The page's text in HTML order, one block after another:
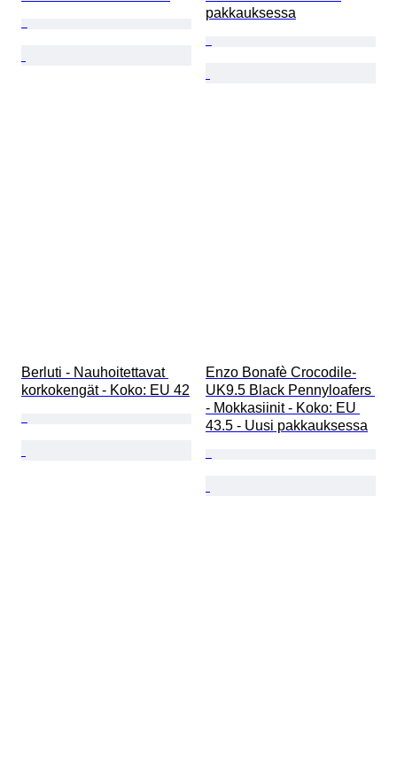
pakkauksessa
Berluti - Nauhoitettavat
korkokengät - Koko: EU 42
Enzo Bonafè Crocodile-
UK9.5 Black Pennyloafers
- Mokkasiinit - Koko: EU
43.5 - Uusi pakkauksessa